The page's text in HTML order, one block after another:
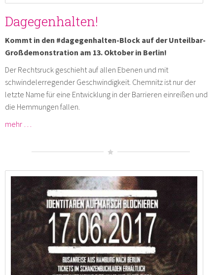
Dagegenhalten!
Kommt in den #dagegenhalten-Block auf der Unteilbar-
Großdemonstration am 13. Oktober in Berlin!
Der Rechtsruck geschieht auf allen Ebenen und mit
schwindelerregender Geschwindigkeit. Chemnitz ist nur der
letzte Name für eine Entwicklung in der Barrieren einreißen und
die Hemmungen fallen.
mehr …